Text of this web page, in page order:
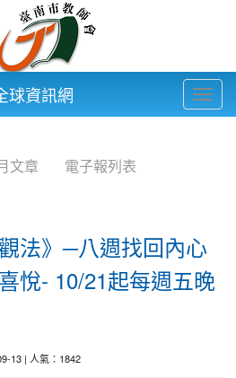
球資訊網
文章 電子報列表
法》─八週找回內心
悅- 10/21起每週五晚
13 | 人氣：1842